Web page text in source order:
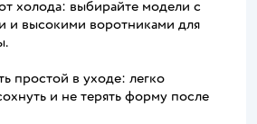
холода: выбирайте модели с
и высокими воротниками для
простой в уходе: легко
и не терять форму после